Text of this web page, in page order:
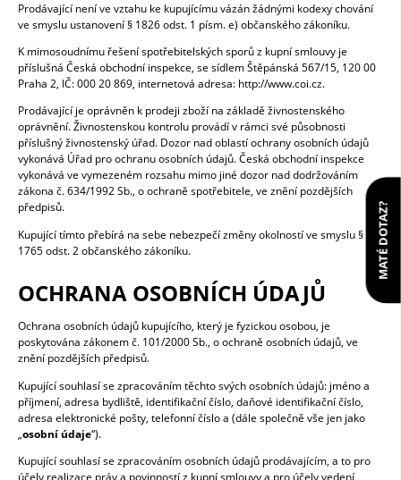
Prodávající není ve vztahu ke kupujícímu vázán žádnými kodexy chování
ve smyslu ustanovení § 1826 odst. 1 písm. e) občanského zákoníku.
K mimosoudnímu řešení spotřebitelských sporů z kupní smlouvy je
příslušná Česká obchodní inspekce, se sídlem Štěpánská 567/15, 120 00
Praha 2, IČ: 000 20 869, internetová adresa: http://www.coi.cz.
Prodávající je oprávněn k prodeji zboží na základě živnostenského
oprávnění. Živnostenskou kontrolu provádí v rámci své působnosti
příslušný živnostenský úřad. Dozor nad oblastí ochrany osobních údajů
vykonává Úřad pro ochranu osobních údajů. Česká obchodní inspekce
vykonává ve vymezeném rozsahu mimo jiné dozor nad dodržováním
zákona č. 634/1992 Sb., o ochraně spotřebitele, ve znění pozdějších
předpisů.
Kupující tímto přebírá na sebe nebezpečí změny okolností ve smyslu §
1765 odst. 2 občanského zákoníku.
OCHRANA OSOBNÍCH ÚDAJŮ
Ochrana osobních údajů kupujícího, který je fyzickou osobou, je
poskytována zákonem č. 101/2000 Sb., o ochraně osobních údajů, ve
znění pozdějších předpisů.
Kupující souhlasí se zpracováním těchto svých osobních údajů: jméno a
příjmení, adresa bydliště, identifikační číslo, daňové identifikační číslo,
adresa elektronické pošty, telefonní číslo a (dále společně vše jen jako
„osobní údaje“).
Kupující souhlasí se zpracováním osobních údajů prodávajícím, a to pro
účely realizace práv a povinností z kupní smlouvy a pro účely vedení
MATÉ DOTAZ?